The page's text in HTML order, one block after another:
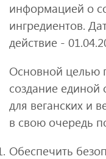
информацией о
ингредиентов.
действие -
Основной целью
создание
для веганских и
в свою очередь
Обеспечить